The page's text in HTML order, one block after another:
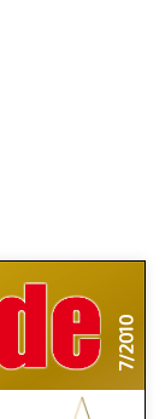
7/2010